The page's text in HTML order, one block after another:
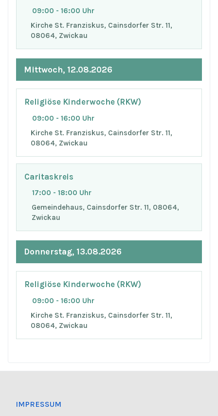
09:00 - 16:00 Uhr
Kirche St. Franziskus, Cainsdorfer Str. 11,
08064, Zwickau
Mittwoch, 12.08.2026
Religiöse Kinderwoche (RKW)
09:00 - 16:00 Uhr
Kirche St. Franziskus, Cainsdorfer Str. 11,
08064, Zwickau
Caritaskreis
17:00 - 18:00 Uhr
Gemeindehaus, Cainsdorfer Str. 11, 08064,
Zwickau
Donnerstag, 13.08.2026
Religiöse Kinderwoche (RKW)
09:00 - 16:00 Uhr
Kirche St. Franziskus, Cainsdorfer Str. 11,
08064, Zwickau
IMPRESSUM